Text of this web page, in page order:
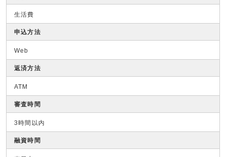
生活費
申込方法
Web
返済方法
ATM
審査時間
3時間以内
融資時間